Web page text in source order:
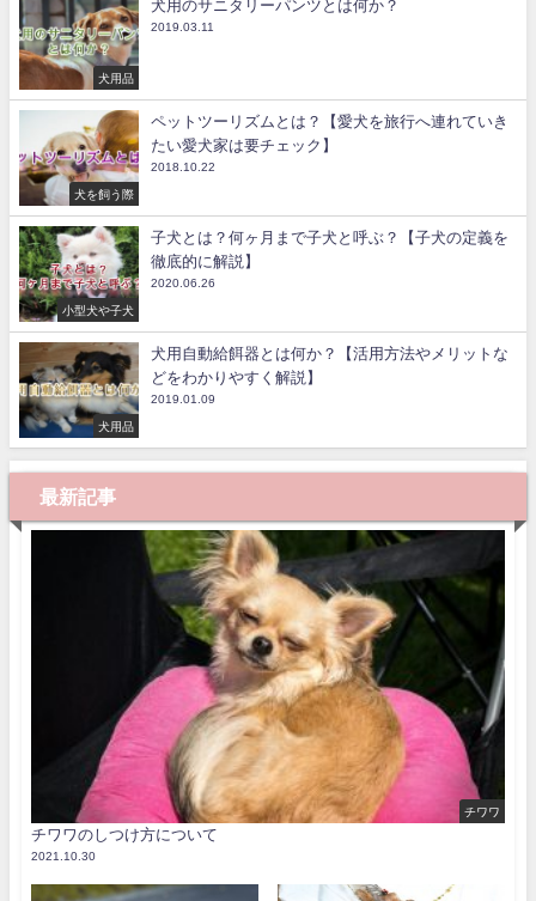
犬用品
犬用のサニタリーパンツとは何か？
2019.03.11
犬を飼う際
ペットツーリズムとは？【愛犬を旅行へ連れていき
たい愛犬家は要チェック】
2018.10.22
小型犬や子犬
子犬とは？何ヶ月まで子犬と呼ぶ？【子犬の定義を
徹底的に解説】
2020.06.26
犬用品
犬用自動給餌器とは何か？【活用方法やメリットな
どをわかりやすく解説】
2019.01.09
最新記事
チワワ
チワワのしつけ方について
2021.10.30